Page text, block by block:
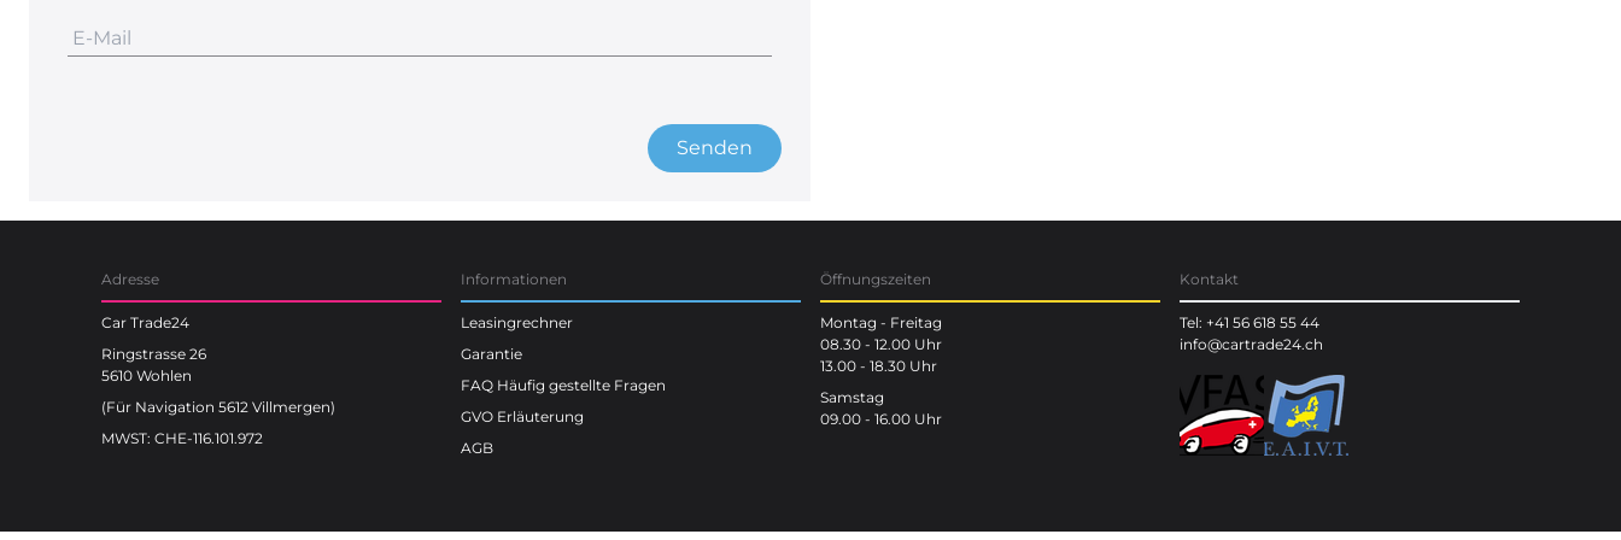
Senden
Adresse
Car Trade24
Ringstrasse 26
5610 Wohlen
(Für Navigation 5612 Villmergen)
MWST: CHE-116.101.972
Informationen
Leasingrechner
Garantie
FAQ Häufig gestellte Fragen
GVO Erläuterung
AGB
Öffnungszeiten
Montag - Freitag
08.30 - 12.00 Uhr
13.00 - 18.30 Uhr
Samstag
09.00 - 16.00 Uhr
Kontakt
Tel: +41 56 618 55 44
info@cartrade24.ch